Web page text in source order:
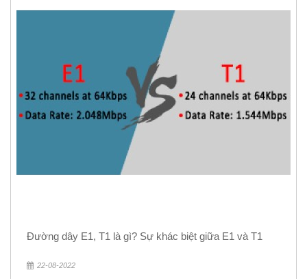
Đường dây E1, T1 là gì? Sự khác biệt giữa E1 và T1
22-08-2022